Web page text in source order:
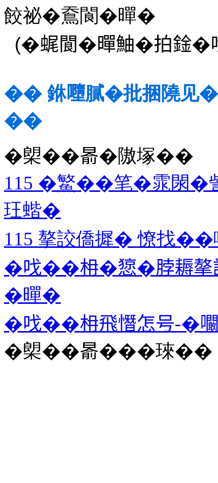
餃祕�鴌閬�暺�
(�𧋦閬�暺鮋�拍鍂
�� 銝𡃏膩�批捆隢
��
�㮾��𣈯�隞塚��
115 �鰵��笔�雿閖
玨蝔�
115 摮詨僑摨� 憭
�𠯫��枏�𢠃�脖耨
�暺�
�𠯫��枏飛憯怎号-�
�㮾��𣈯���琜��